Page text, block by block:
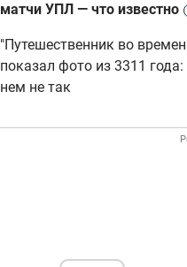
матчи УПЛ — что известно
"Путешественник во
показал фото из 3311 года:
нем не так